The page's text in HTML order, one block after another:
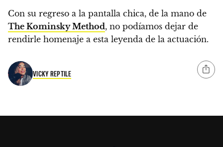
Con su regreso a la pantalla chica, de la mano de
The Kominsky Method, no podíamos dejar de
rendirle homenaje a esta leyenda de la actuación.
VICKY REPTILE